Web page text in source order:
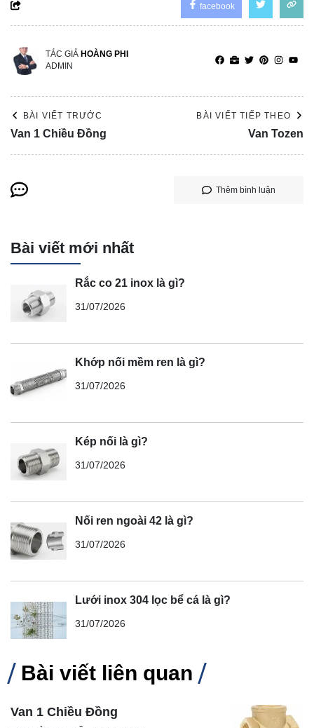
facebook
TÁC GIẢ HOÀNG PHI
ADMIN
BÀI VIẾT TRƯỚC
Van 1 Chiều Đồng
BÀI VIẾT TIẾP THEO
Van Tozen
Thêm bình luận
Bài viết mới nhất
Rắc co 21 inox là gì?
31/07/2026
Khớp nối mềm ren là gì?
31/07/2026
Kép nối là gì?
31/07/2026
Nối ren ngoài 42 là gì?
31/07/2026
Lưới inox 304 lọc bể cá là gì?
31/07/2026
Bài viết liên quan
Van 1 Chiều Đồng